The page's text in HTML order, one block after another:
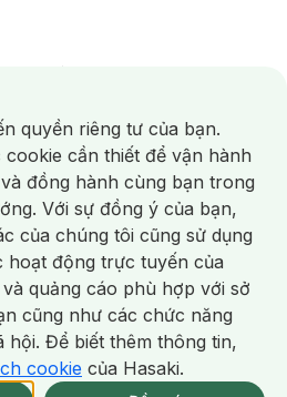
Miễn Phí 2H Xem chi tiết
/Mặt Nạ Xông Hơi /Nước Rửa Tay/
Đánh Răng /Bàn Chải Điện/
/Máy Tăm Nước/ Nước Súc Miệng/
/ Dung Dịch Vệ Sinh/Dưỡng Vùng Kín/
Sinh/Tampon/Bọt Cạo Râu /Dao Cạo Râu/
Mất Nước/ Da Lão Hóa/ Da Mụn/
Thâm / Nám / Tàn Nhang
Da Cơ Địa
Dụng Cụ / Máy Rửa Mặt Máy Chăm Sóc Da
quyền riêng tư của bạn.
cần thiết để vận hành
đồng hành cùng bạn trong
Với sự đồng ý của bạn,
của chúng tôi cũng sử dụng
hoạt động trực tuyến của
quảng cáo phù hợp với sở
cũng như các chức năng
hội. Để biết thêm thông tin,
cookie của Hasaki.